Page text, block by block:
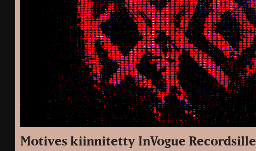
Motives kiinnitetty InVogue Recordsille